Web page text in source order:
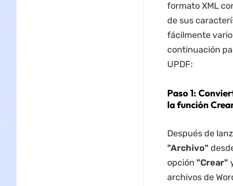
formato XML
de sus
fácilmente
continuación
UPDF:
Paso 1:
la función
Después de
"Archivo"
opción "Crear"
archivos de